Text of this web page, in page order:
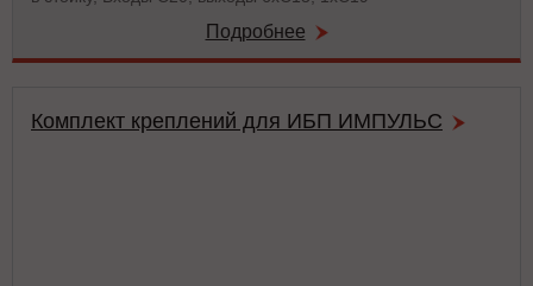
Подробнее
Комплект креплений для ИБП ИМПУЛЬС